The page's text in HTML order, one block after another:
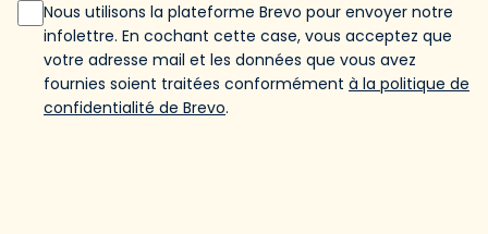
Nous utilisons la plateforme Brevo pour envoyer notre
infolettre. En cochant cette case, vous acceptez que
votre adresse mail et les données que vous avez
fournies soient traitées conformément à la politique de
confidentialité de Brevo.